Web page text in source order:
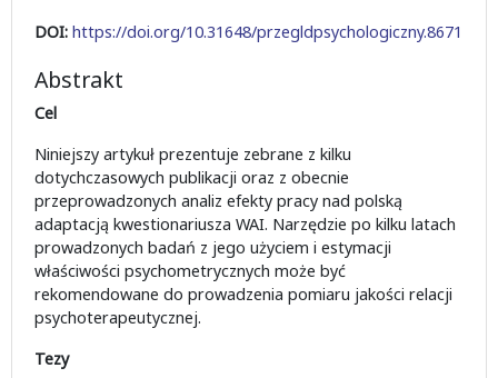
DOI: https://doi.org/10.31648/przegldpsychologiczny.8671
Abstrakt
Cel
Niniejszy artykuł prezentuje zebrane z kilku
dotychczasowych publikacji oraz z obecnie
przeprowadzonych analiz efekty pracy nad polską
adaptacją kwestionariusza WAI. Narzędzie po kilku latach
prowadzonych badań z jego użyciem i estymacji
właściwości psychometrycznych może być
rekomendowane do prowadzenia pomiaru jakości relacji
psychoterapeutycznej.
Tezy